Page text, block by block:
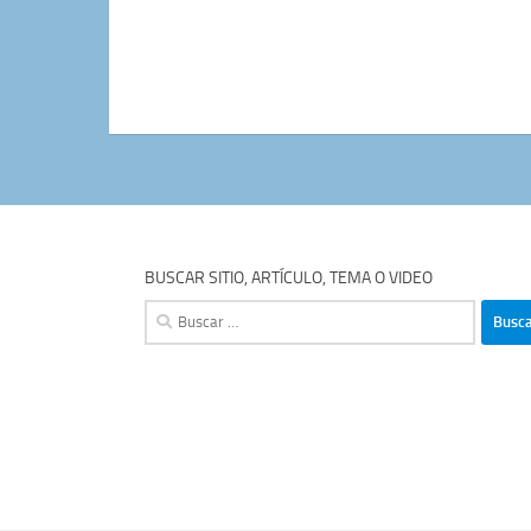
BUSCAR SITIO, ARTÍCULO, TEMA O VIDEO
Buscar: